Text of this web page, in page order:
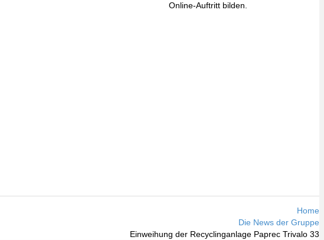
Online-Auftritt bilden.
Home
Die News der Gruppe
Einweihung der Recyclinganlage Paprec Trivalo 33